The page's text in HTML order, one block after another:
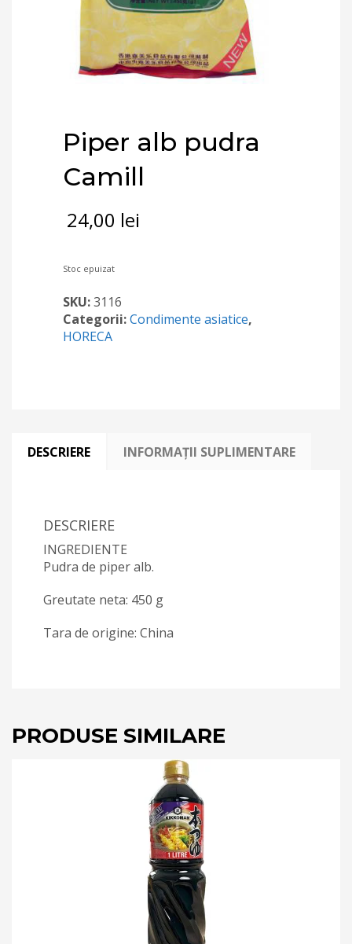
Piper alb pudra
Camill
24,00 lei
Stoc epuizat
SKU:3116
Categorii:Condimente asiatice,
HORECA
DESCRIERE INFORMAȚII SUPLIMENTARE
DESCRIERE
INGREDIENTE
Pudra de piper alb.
Greutate neta: 450 g
Tara de origine: China
PRODUSE SIMILARE